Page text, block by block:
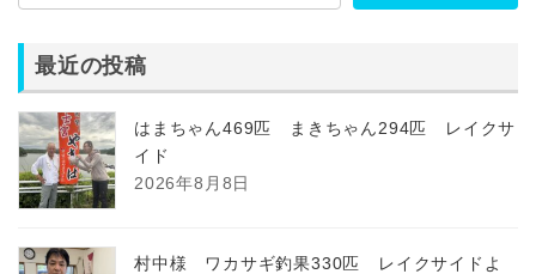
最近の投稿
はまちゃん469匹 まきちゃん294匹 レイクサ
イド
2026年8月8日
村中様 ワカサギ釣果330匹 レイクサイドよ